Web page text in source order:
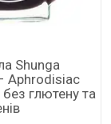
Shunga
Aphrodisiac
глютену та